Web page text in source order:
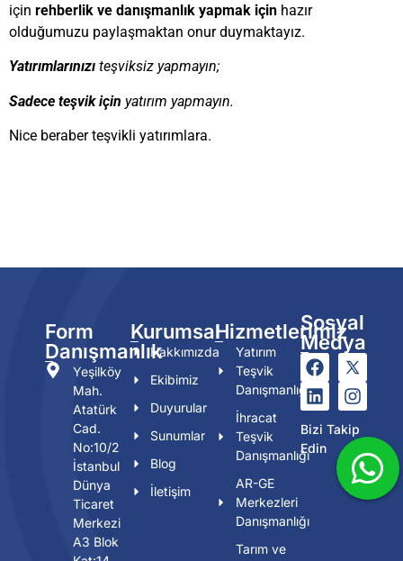
için rehberlik ve danışmanlık yapmak için hazır
olduğumuzu paylaşmaktan onur duymaktayız.
Yatırımlarınızı teşviksiz yapmayın;
Sadece teşvik için yatırım yapmayın.
Nice beraber teşvikli yatırımlara.
Form
Danışmanlık
Yeşilköy
Mah.
Atatürk
Cad.
No:10/2
İstanbul
Dünya
Ticaret
Merkezi
A3 Blok
Kurumsal
Hakkımızda
Ekibimiz
Duyurular
Sunumlar
Blog
İletişim
Hizmetlerimiz
Yatırım
Teşvik
Danışmanlığı
İhracat
Teşvik
Danışmanlığı
AR-GE
Merkezleri
Danışmanlığı
Tarım ve
Sosyal
Medya
Bizi Takip
Edin